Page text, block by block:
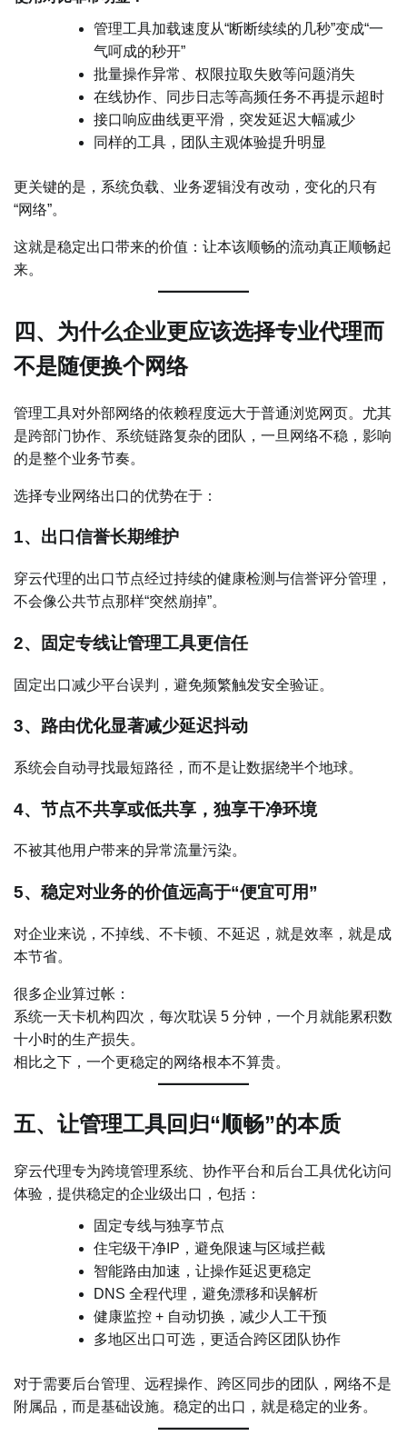
管理工具加载速度从“断断续续的几秒”变成“一
气呵成的秒开”
批量操作异常、权限拉取失败等问题消失
在线协作、同步日志等高频任务不再提示超时
接口响应曲线更平滑，突发延迟大幅减少
同样的工具，团队主观体验提升明显
更关键的是，系统负载、业务逻辑没有改动，变化的只有
“网络”。
这就是稳定出口带来的价值：让本该顺畅的流动真正顺畅起
来。
四、为什么企业更应该选择专业代理而
不是随便换个网络
管理工具对外部网络的依赖程度远大于普通浏览网页。尤其
是跨部门协作、系统链路复杂的团队，一旦网络不稳，影响
的是整个业务节奏。
选择专业网络出口的优势在于：
1、出口信誉长期维护
穿云代理的出口节点经过持续的健康检测与信誉评分管理，
不会像公共节点那样“突然崩掉”。
2、固定专线让管理工具更信任
固定出口减少平台误判，避免频繁触发安全验证。
3、路由优化显著减少延迟抖动
系统会自动寻找最短路径，而不是让数据绕半个地球。
4、节点不共享或低共享，独享干净环境
不被其他用户带来的异常流量污染。
5、稳定对业务的价值远高于“便宜可用”
对企业来说，不掉线、不卡顿、不延迟，就是效率，就是成
本节省。
很多企业算过帐：
系统一天卡机构四次，每次耽误 5 分钟，一个月就能累积数
十小时的生产损失。
相比之下，一个更稳定的网络根本不算贵。
五、让管理工具回归“顺畅”的本质
穿云代理专为跨境管理系统、协作平台和后台工具优化访问
体验，提供稳定的企业级出口，包括：
固定专线与独享节点
住宅级干净IP，避免限速与区域拦截
智能路由加速，让操作延迟更稳定
DNS 全程代理，避免漂移和误解析
健康监控 + 自动切换，减少人工干预
多地区出口可选，更适合跨区团队协作
对于需要后台管理、远程操作、跨区同步的团队，网络不是
附属品，而是基础设施。稳定的出口，就是稳定的业务。